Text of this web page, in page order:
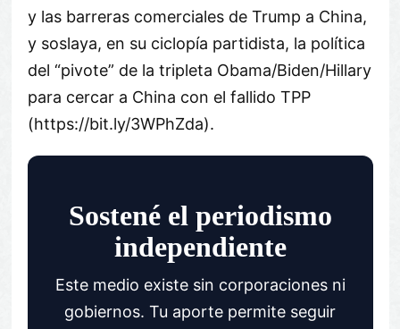
y las barreras comerciales de Trump a China,
y soslaya, en su ciclopía partidista, la política
del pivote
de la tripleta Obama/Biden/Hillary
para cercar a China con el fallido TPP
(https://bit.ly/3WPhZda).
Sostené el periodismo
independiente
Este medio existe sin corporaciones ni
gobiernos. Tu aporte permite seguir